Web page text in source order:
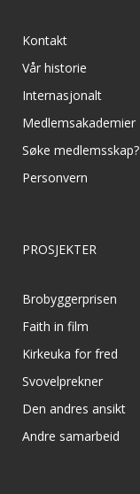
Kontakt
Vår historie
Internasjonalt
Medlemsakademier
Søke medlemsskap?
Personvern
PROSJEKTER
Brobyggerprisen
Faith in film
Kirkeuka for fred
Svovelprekner
Den andres ansikt
Andre samarbeid